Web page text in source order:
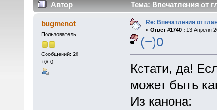
Автор Тема: Впечатления от
bugmenot
Пользователь
Сообщений: 20
+0/-0
Re: Впечатления от
« Ответ #1740 : 13 Апреля
(−)0
Кстати, да!
может быть
Из канона: